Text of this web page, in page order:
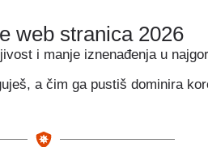
web stranica 2026
i manje iznenađenja u
a čim ga pustiš dominira